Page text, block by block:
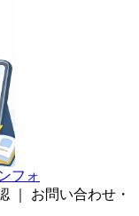
フォ
お問い合わせ・